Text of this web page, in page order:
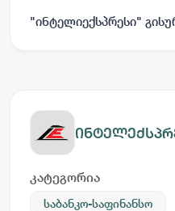
"ინტელიექსპრესი"
კატეგორია
საბანკო-საფინანსო